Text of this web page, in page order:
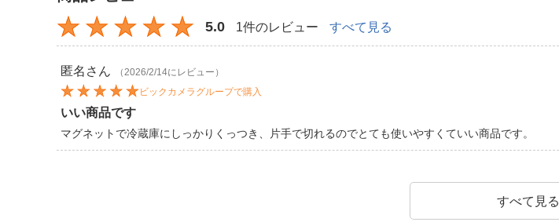
5.0 1件のレビュー すべて見る
匿名 さん
（2026/2/14にレビュー）
ビックカメラグループで購入
いい商品です
マグネットで冷蔵庫にしっかりくっつき、片手で切れるのでとても使いやすくていい商品です。
すべて見る